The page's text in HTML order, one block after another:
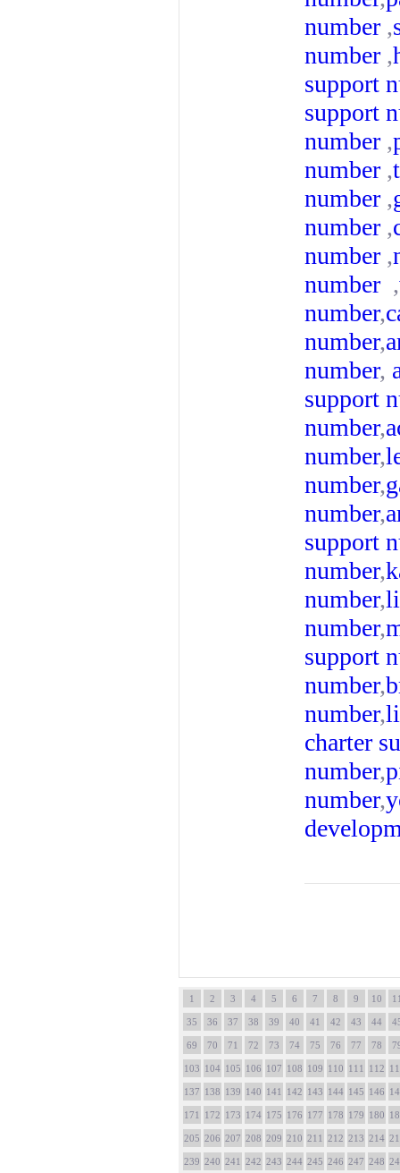
number ,
number ,
support
support
number ,
number ,
number ,
number ,
number ,
number ,
number,
number,
number,
support
number,
number,
number,
number,
support
number,
number,
number,
support
number,
number,
charter
number,
number,
1 2 3 4 5 6 7 8 9 10
35 36 37 38 39 40 41 42 43 44
69 70 71 72 73 74 75 76 77 78
103 104 105 106 107 108 109 110 111 112
137 138 139 140 141 142 143 144 145 146
171 172 173 174 175 176 177 178 179 180
205 206 207 208 209 210 211 212 213 214
239 240 241 242 243 244 245 246 247 248